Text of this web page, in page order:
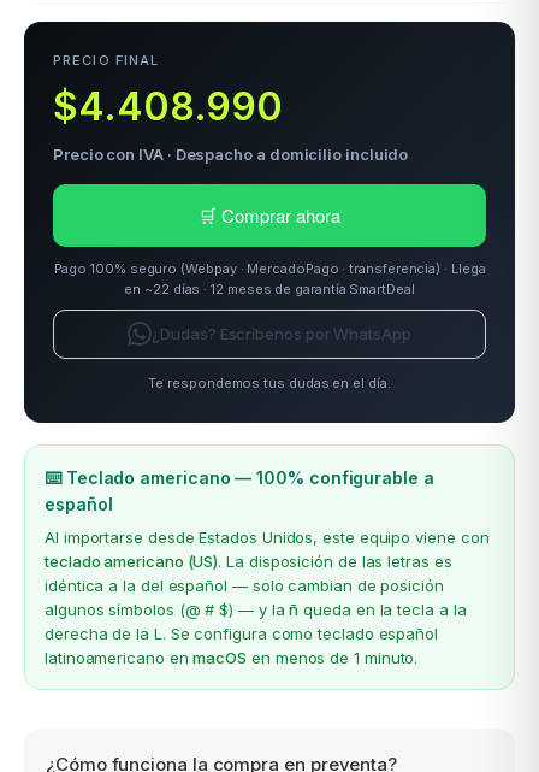
PRECIO FINAL
$4.408.990
Precio con IVA · Despacho a domicilio incluido
🛒 Comprar ahora
Pago 100% seguro (Webpay · MercadoPago · transferencia) · Llega
en ~22 días · 12 meses de garantía SmartDeal
¿Dudas? Escríbenos por WhatsApp
Te respondemos tus dudas en el día.
⌨️ Teclado americano — 100% configurable a
español
Al importarse desde Estados Unidos, este equipo viene con
teclado americano (US). La disposición de las letras es
idéntica a la del español — solo cambian de posición
algunos símbolos (@ # $) — y lañ queda en la tecla a la
derecha de la L. Se configura como teclado español
latinoamericano enmacOS en menos de 1 minuto.
¿Cómo funciona la compra en preventa?